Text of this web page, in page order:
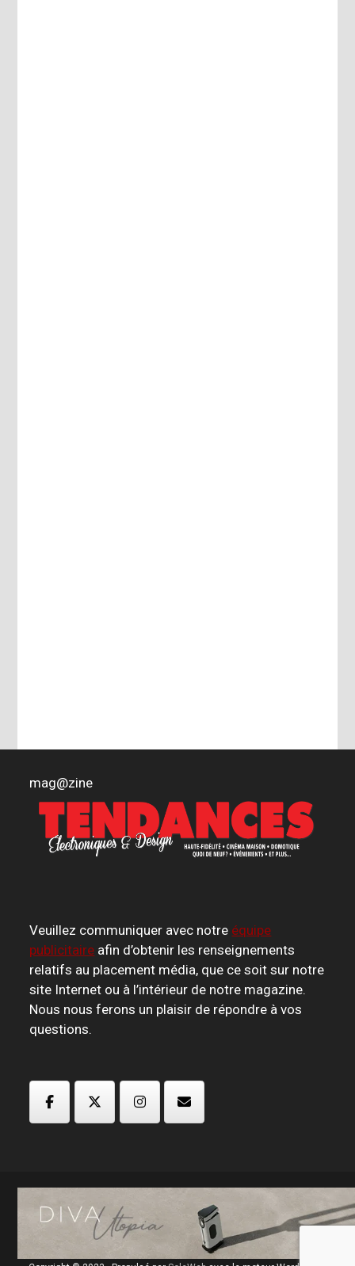
mag@zine
Veuillez communiquer avec notre équipe
publicitaire afin d’obtenir les renseignements
relatifs au placement média, que ce soit sur notre
site Internet ou à l’intérieur de notre magazine.
Nous nous ferons un plaisir de répondre à vos
questions.